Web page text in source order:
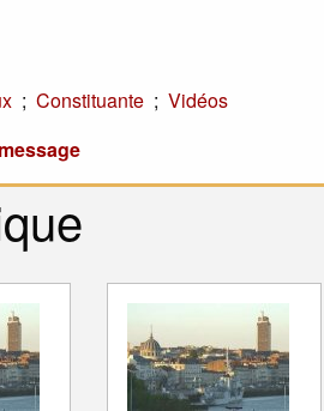
; Constituante ; Vidéos